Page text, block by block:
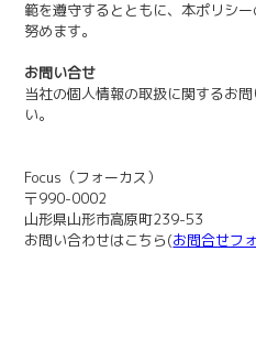
範を遵守するとともに、本ポリシ
努めます。
お問い合せ
当社の個人情報の取扱に関するお
い。
Focus（フォーカス）
〒990-0002
山形県山形市高原町239-53
お問い合わせはこちら(お問合せフ